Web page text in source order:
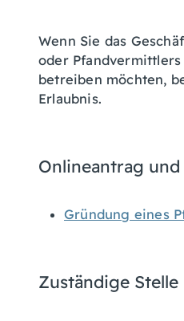
Wenn Sie das
oder
betreiben möchten,
Erlaubnis.
Onlineantrag
Gründung eines
Zuständige Stelle